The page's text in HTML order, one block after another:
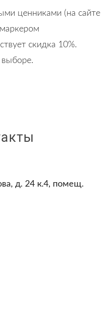
ценниками (на сайте
скидка 10%.
д. 24 к.4, помещ.